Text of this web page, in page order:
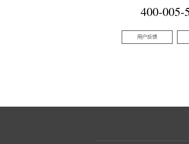
400-005-
用户反馈